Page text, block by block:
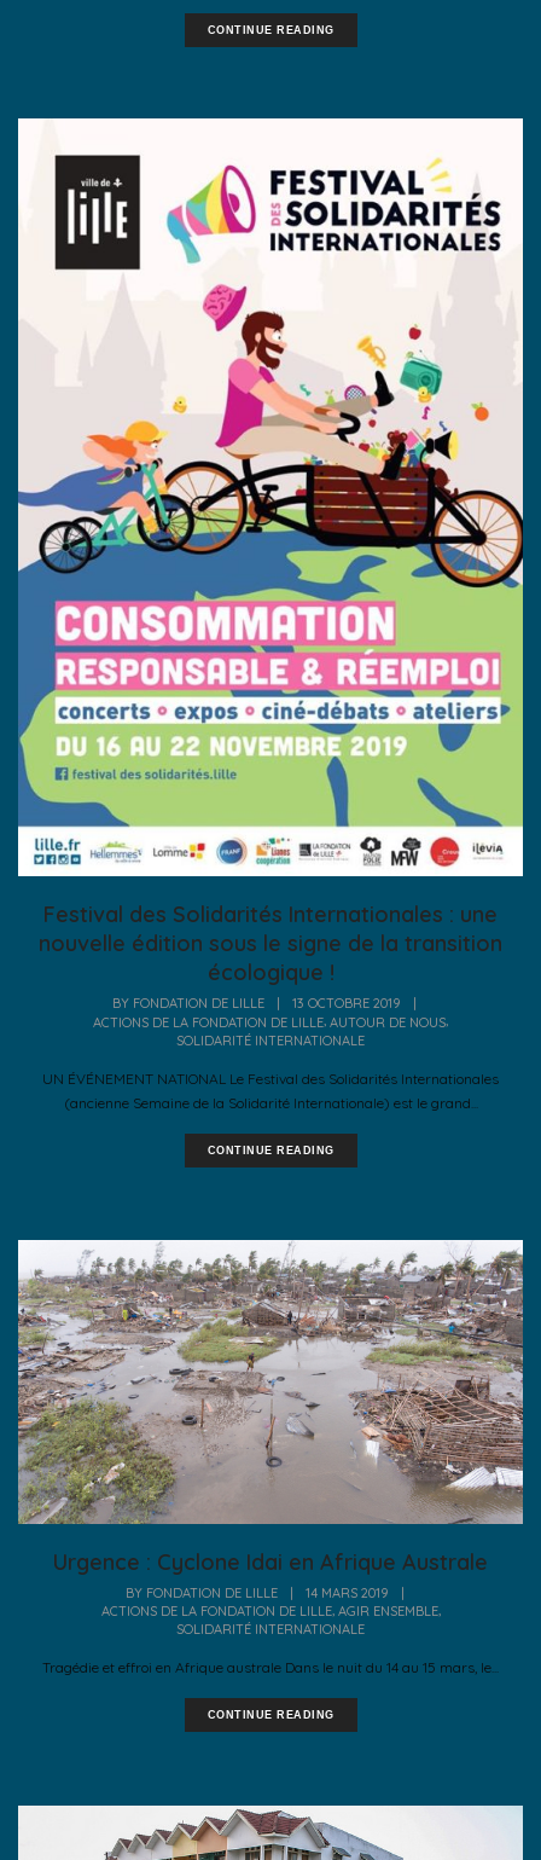
CONTINUE READING
Festival des Solidarités Internationales : une
nouvelle édition sous le signe de la transition
écologique !
BY FONDATION DE LILLE 13 OCTOBRE 2019
ACTIONS DE LA FONDATION DE LILLE, AUTOUR DE NOUS,
SOLIDARITÉ INTERNATIONALE
UN ÉVÉNEMENT NATIONAL Le Festival des Solidarités Internationales
(ancienne Semaine de la Solidarité Internationale) est le grand...
CONTINUE READING
Urgence : Cyclone Idai en Afrique Australe
BY FONDATION DE LILLE 14 MARS 2019
ACTIONS DE LA FONDATION DE LILLE, AGIR ENSEMBLE,
SOLIDARITÉ INTERNATIONALE
Tragédie et effroi en Afrique australe Dans le nuit du 14 au 15 mars, le...
CONTINUE READING